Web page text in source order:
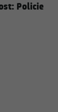
Policie